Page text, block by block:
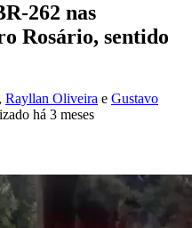
262 nas
Rosário, sentido
, Rayllan Oliveira e Gustavo
há 3 meses